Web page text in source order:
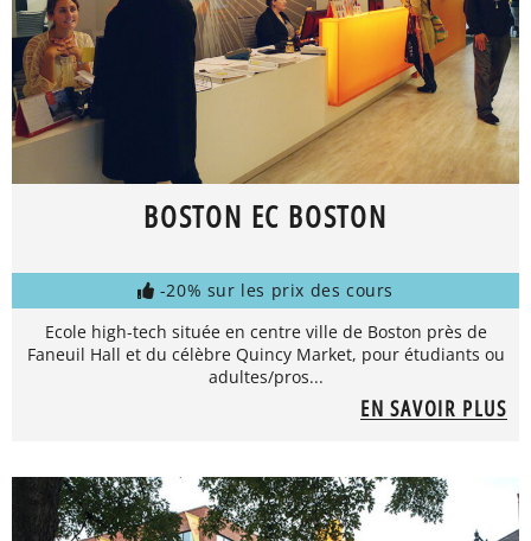
BOSTON EC BOSTON
-20% sur les prix des cours
Ecole high-tech située en centre ville de Boston près de
Faneuil Hall et du célèbre Quincy Market, pour étudiants ou
adultes/pros...
EN SAVOIR PLUS